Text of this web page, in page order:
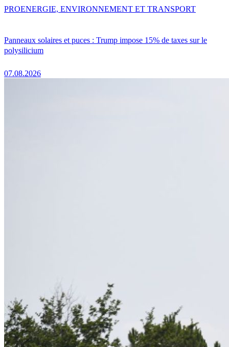
Panneaux solaires et puces : Trump impose 15% de taxes sur le
polysilicium
07.08.2026
PROENERGIE, ENVIRONNEMENT ET TRANSPORT